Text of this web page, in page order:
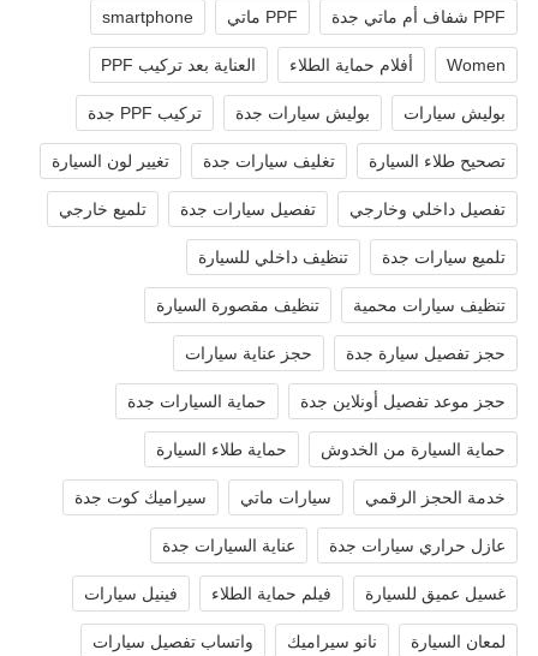
PPF شفاف أم ماتي جدة PPF ماتي smartphone
Women أفلام حماية الطلاء العناية بعد تركيب PPF
بوليش سيارات بوليش سيارات جدة تركيب PPF جدة
تصحيح طلاء السيارة تغليف سيارات جدة تغيير لون السيارة
تفصيل داخلي وخارجي تفصيل سيارات جدة تلميع خارجي
تلميع سيارات جدة تنظيف داخلي للسيارة
تنظيف سيارات محمية تنظيف مقصورة السيارة
حجز تفصيل سيارة جدة حجز عناية سيارات
حجز موعد تفصيل أونلاين جدة حماية السيارات جدة
حماية السيارة من الخدوش حماية طلاء السيارة
خدمة الحجز الرقمي سيارات ماتي سيراميك كوت جدة
عازل حراري سيارات جدة عناية السيارات جدة
غسيل عميق للسيارة فيلم حماية الطلاء فينيل سيارات
لمعان السيارة نانو سيراميك واتساب تفصيل سيارات